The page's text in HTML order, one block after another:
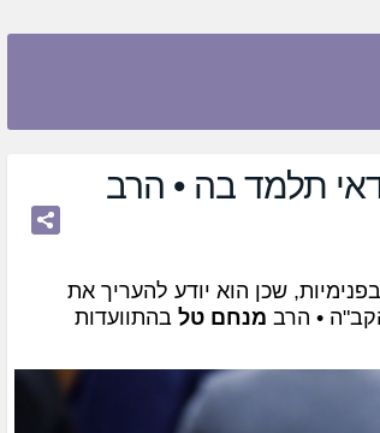
תלמד בה • הרב
שכן הוא יודע להעריך את
• הרב מנחם טל בהתוועדות